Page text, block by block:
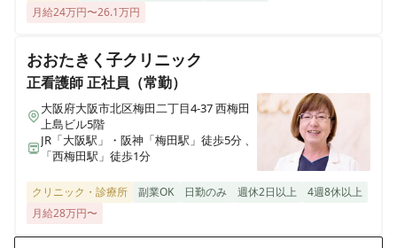
月給24万円〜26.1万円
おおたきく子クリニック
正看護師正社員（常勤）
大阪府大阪市北区梅田二丁目4-37 西梅田
上島ビル5階
JR「大阪駅」・阪神「梅田駅」徒歩5分 、
「⻄梅⽥駅」徒歩1分
クリニック・診療所 副業OK 日勤のみ 週休2日以上
4週8休以上
月給28万円〜